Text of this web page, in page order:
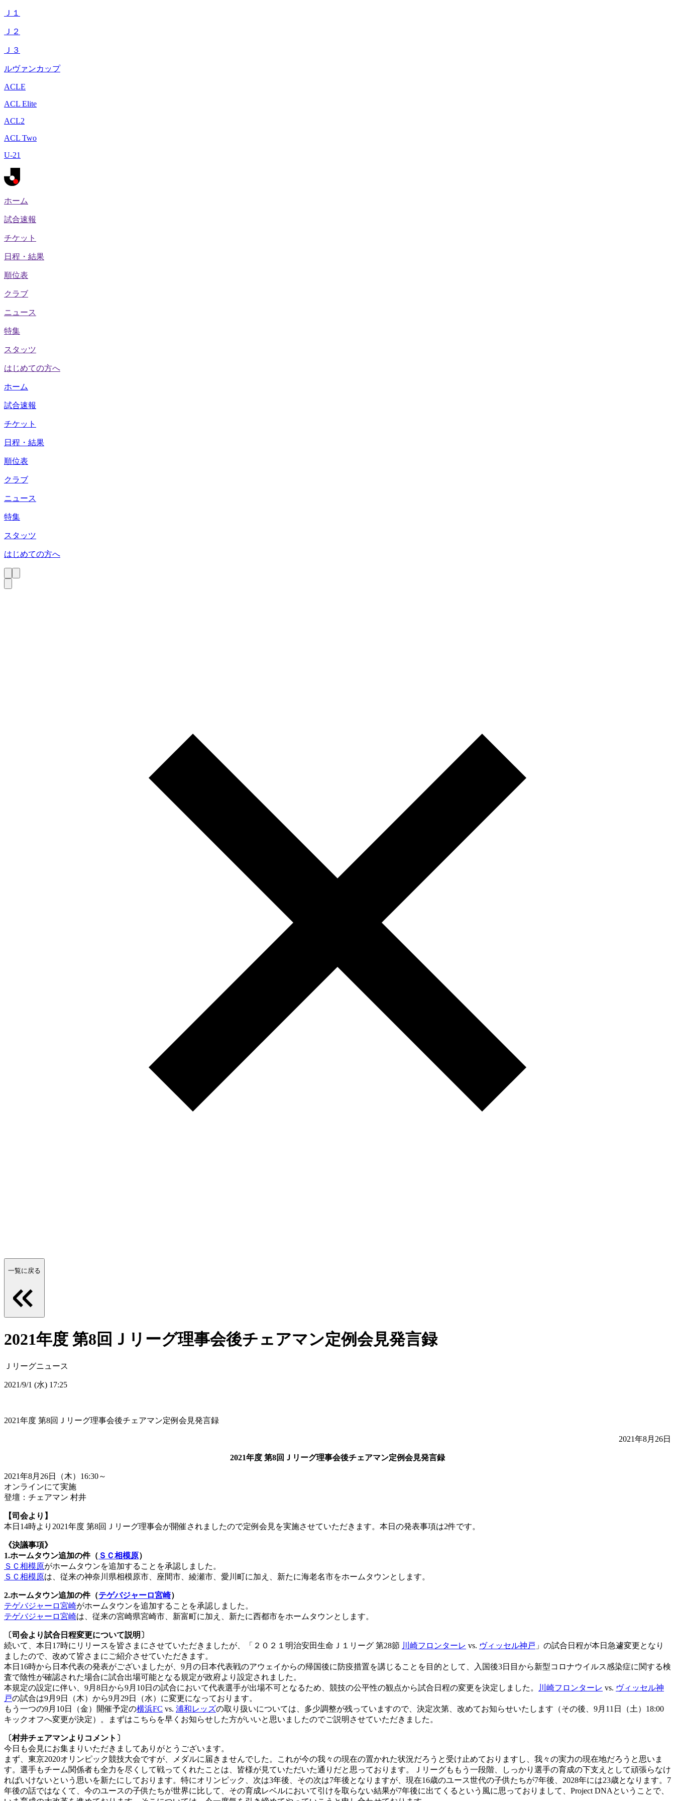
Ｊ１
Ｊ２
Ｊ３
ルヴァンカップ
ACLE
ACL Elite
ACL2
ACL Two
U-21
ホーム
試合速報
チケット
日程・結果
順位表
クラブ
ニュース
特集
スタッツ
はじめての方へ
ホーム
試合速報
チケット
日程・結果
順位表
クラブ
ニュース
特集
スタッツ
はじめての方へ
一覧に戻る
2021年度 第8回Ｊリーグ理事会後チェアマン定例会見発言録
Ｊリーグニュース
2021/9/1 (水) 17:25
2021年度 第8回Ｊリーグ理事会後チェアマン定例会見発言録
2021年8月26日
2021年度 第8回Ｊリーグ理事会後チェアマン定例会見発言録
2021年8月26日（木）16:30～
オンラインにて実施
登壇：チェアマン 村井
【司会より】
本日14時より2021年度 第8回Ｊリーグ理事会が開催されましたので定例会見を実施させていただきます。本日の発表事項は2件です。
《決議事項》
1.ホームタウン追加の件（ ＳＣ相模原）
ＳＣ相模原がホームタウンを追加することを承認しました。
ＳＣ相模原は、従来の神奈川県相模原市、座間市、綾瀬市、愛川町に加え、新たに海老名市をホームタウンとします。
2.ホームタウン追加の件（テゲバジャーロ宮崎）
テゲバジャーロ宮崎がホームタウンを追加することを承認しました。
テゲバジャーロ宮崎は、従来の宮崎県宮崎市、新富町に加え、新たに西都市をホームタウンとします。
〔司会より試合日程変更について説明〕
続いて、本日17時にリリースを皆さまにさせていただきましたが、「２０２１明治安田生命Ｊ１リーグ 第28節 川崎フロンターレ vs. ヴィッセル神戸 」の試合日程が本日急遽変更となり
ましたので、改めて皆さまにご紹介させていただきます。
本日16時から日本代表の発表がございましたが、9月の日本代表戦のアウェイからの帰国後に防疫措置を講じることを目的として、入国後3日目から新型コロナウイルス感染症に関する検
査で陰性が確認された場合に試合出場可能となる規定が政府より設定されました。
本規定の設定に伴い、9月8日から9月10日の試合において代表選手が出場不可となるため、競技の公平性の観点から試合日程の変更を決定しました。
川崎フロンターレ vs. ヴィッセル神
戸の試合は9月9日（木）から9月29日（水）に変更になっております。
もう一つの9月10日（金）開催予定の横浜FC vs. 浦和レッズの取り扱いについては、多少調整が残っていますので、決定次第、改めてお知らせいたします（その後、9月11日（土）18:00
キックオフへ変更が決定）。まずはこちらを早くお知らせした方がいいと思いましたのでご説明させていただきました。
〔村井チェアマンよりコメント〕
今日も会見にお集まりいただきましてありがとうございます。
まず、東京2020オリンピック競技大会ですが、メダルに届きませんでした。これが今の我々の現在の置かれた状況だろうと受け止めておりますし、我々の実力の現在地だろうと思いま
す。選手もチーム関係者も全力を尽くして戦ってくれたことは、皆様が見ていただいた通りだと思っております。Ｊリーグももう一段階、しっかり選手の育成の下支えとして頑張らなけ
ればいけないという思いを新たにしております。特にオリンピック、次は3年後、その次は7年後となりますが、現在16歳のユース世代の子供たちが7年後、2028年には23歳となります。7
年後の話ではなくて、今のユースの子供たちが世界に比して、その育成レベルにおいて引けを取らない結果が7年後に出てくるという風に思っておりまして、Project DNAということで、